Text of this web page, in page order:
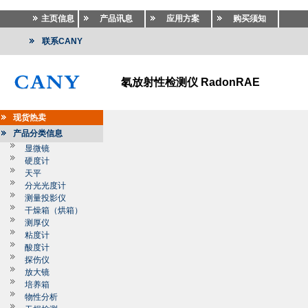
主页信息 产品讯息 应用方案 购买须知
联系CANY
氡放射性检测仪 RadonRAE
现货热卖
产品分类信息
显微镜
硬度计
天平
分光光度计
测量投影仪
干燥箱（烘箱）
测厚仪
粘度计
酸度计
探伤仪
放大镜
培养箱
物性分析